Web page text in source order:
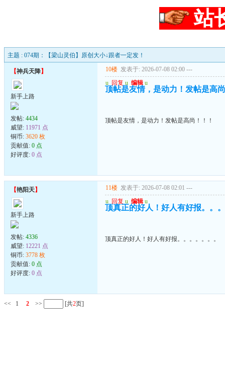
站
主题 : 074期：【梁山灵伯】原创大小↓跟者一定发！
【神兵天降】
新手上路
发帖: 4434
威望: 11971 点
铜币: 3620 枚
贡献值: 0 点
好评度: 0 点
10楼 发表于: 2026-07-08 02:00 ---
u 回复 u 编辑 u
顶帖是友情，是动力！发帖是高
顶帖是友情，是动力！发帖是高尚！！！
【艳阳天】
新手上路
发帖: 4336
威望: 12221 点
铜币: 3778 枚
贡献值: 0 点
好评度: 0 点
11楼 发表于: 2026-07-08 02:01 ---
u 回复 u 编辑 u
顶真正的好人！好人有好报。。
顶真正的好人！好人有好报。。。。。。。
<< 1 2 >> [共2页]